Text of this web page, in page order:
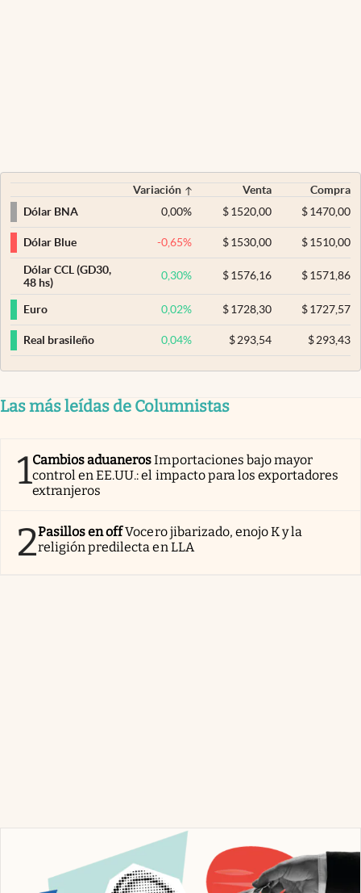
Variación Venta
Compra
Dólar BNA
0,00% $ 1520,00 $1470,00
Dólar Blue -0,65% $ 1530,00 $1510,00
Dólar CCL (GD30,
48 hs)
0,30% $ 1576,16 $1571,86
Euro 0,02% $ 1728,30 $1727,57
Real brasileño 0,04% $ 293,54 $293,43
Las más leídas de Columnistas
1Cambios aduanerosImportaciones bajo mayor
control en EE.UU.: el impacto para los exportadores
extranjeros
2Pasillos en offVocero jibarizado, enojo K y la
religión predilecta en LLA